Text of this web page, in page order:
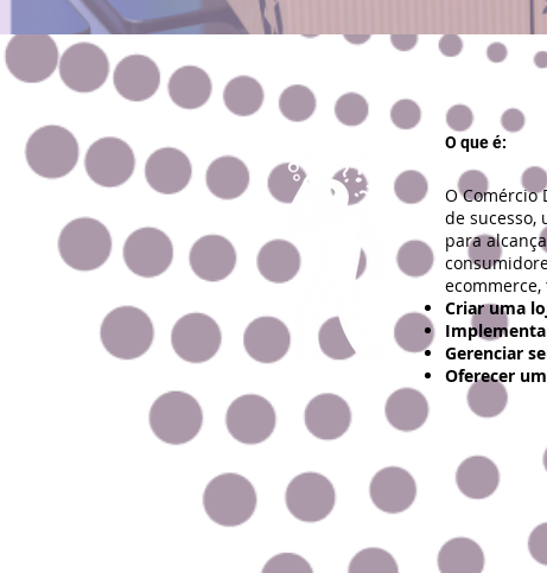
O que é:
O Comércio
de sucesso,
para
Criar uma
Gerenciar
Oferecer